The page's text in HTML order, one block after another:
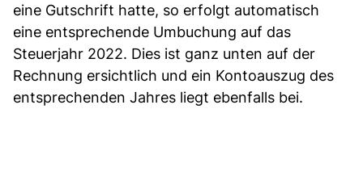
eine Gutschrift hatte, so erfolgt automatisch
eine entsprechende Umbuchung auf das
Steuerjahr 2022. Dies ist ganz unten auf der
Rechnung ersichtlich und ein Kontoauszug des
entsprechenden Jahres liegt ebenfalls bei.